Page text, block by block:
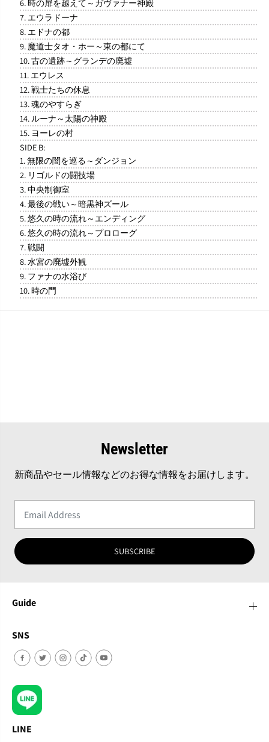
6. 時の扉を越えて～ガヴァナー神殿
7. エウラドーナ
8. エドナの都
9. 魔道士タオ・ホー～東の都にて
10. 古の遺跡～グランデの廃墟
11. エウレス
12. 戦士たちの休息
13. 魂のやすらぎ
14. ルーナ～太陽の神殿
15. ヨーレの村
SIDE B:
1. 無限の闇を巡る～ダンジョン
2. リゴルドの闘技場
3. 中央制御室
4. 最後の戦い～暗黒神ズール
5. 悠久の時の流れ～エンディング
6. 悠久の時の流れ～プロローグ
7. 戦闘
8. 水宮の廃墟外観
9. ファナの水浴び
10. 時の門
Newsletter
新商品やセール情報などのお得な情報をお届けします。
SUBSCRIBE
Guide
SNS
LINE